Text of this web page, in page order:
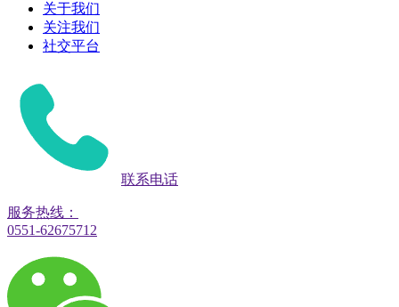
关于我们
关注我们
社交平台
联系电话
服务热线：
0551-62675712